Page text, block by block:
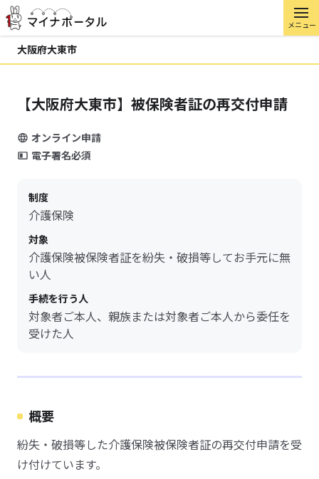
メニュー
大阪府大東市
【大阪府大東市】被保険者証の再交付申請
オンライン申請
電子署名必須
制度
介護保険
対象
介護保険被保険者証を紛失・破損等してお手元に無
い人
手続を行う人
対象者ご本人、親族または対象者ご本人から委任を
受けた人
概要
紛失・破損等した介護保険被保険者証の再交付申請を受
け付けています。